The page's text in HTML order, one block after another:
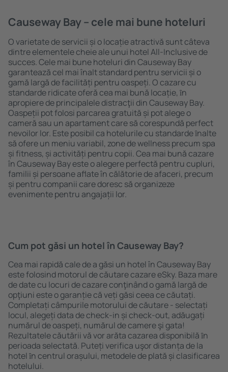
Causeway Bay – cele mai bune hoteluri
O varietate de servicii și o locație atractivă sunt câteva
dintre elementele cheie ale unui hotel All-Inclusive de
succes. Cele mai bune hoteluri din Causeway Bay
garantează cel mai înalt standard pentru servicii și o
gamă largă de facilități pentru oaspeți. O cazare cu
standarde ridicate oferă cea mai bună locație, ȋn
apropiere de principalele distracţii din Causeway Bay.
Oaspeții pot folosi parcarea gratuită și pot alege o
cameră sau un apartament care să corespundă perfect
nevoilor lor. Este posibil ca hotelurile cu standarde ȋnalte
să ofere un meniu variabil, zone de wellness precum spa
și fitness, și activități pentru copii. Cea mai bună cazare
în Causeway Bay este o alegere perfectă pentru cupluri,
familii și persoane aflate în călătorie de afaceri, precum
și pentru companii care doresc să organizeze
evenimente pentru angajații lor.
Cum pot găsi un hotel în Causeway Bay?
Cea mai rapidă cale de a găsi un hotel în Causeway Bay
este folosind motorul de căutare cazare eSky. Baza mare
de date cu locuri de cazare conţinând o gamă largă de
opţiuni este o garanție că veți găsi ceea ce căutați.
Completați câmpurile motorului de căutare - selectați
locul, alegeți data de check-in și check-out, adăugați
numărul de oaspeți, numărul de camere şi gata!
Rezultatele căutării vă vor arăta cazarea disponibilă ȋn
perioada selectată. Puteți verifica uşor distanța de la
hotel ȋn centrul orașului, metodele de plată și clasificarea
hotelului.